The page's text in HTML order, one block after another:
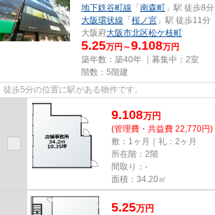
地下鉄谷町線 「 南森町 」駅 徒歩8分
大阪環状線 「 桜ノ宮 」駅 徒歩11分
大阪府大阪市北区松ケ枝町
5.25万円～9.108万円
築年数：築40年 ｜募集中： 2室
階数：5階建
徒歩5分の位置に駅がある物件です。
9.108万円
(管理費・共益費 22,770円)
敷：1ヶ月｜礼：2ヶ月
所在階：2階
間取り：-
面積：34.20㎡
5.25万円